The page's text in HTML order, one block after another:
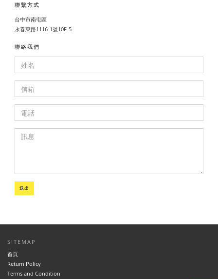
聯繫方式
台中市南屯區
永春東路1116-1號10F-5
聯絡我們
送出
SITEMAP
首頁
Return Policy
Terms and Condition